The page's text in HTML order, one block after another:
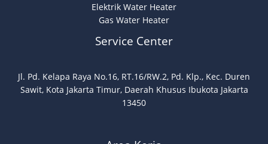
Elektrik Water Heater
Gas Water Heater
Service Center
Jl. Pd. Kelapa Raya No.16, RT.16/RW.2, Pd. Klp., Kec. Duren
Sawit, Kota Jakarta Timur, Daerah Khusus Ibukota Jakarta
13450